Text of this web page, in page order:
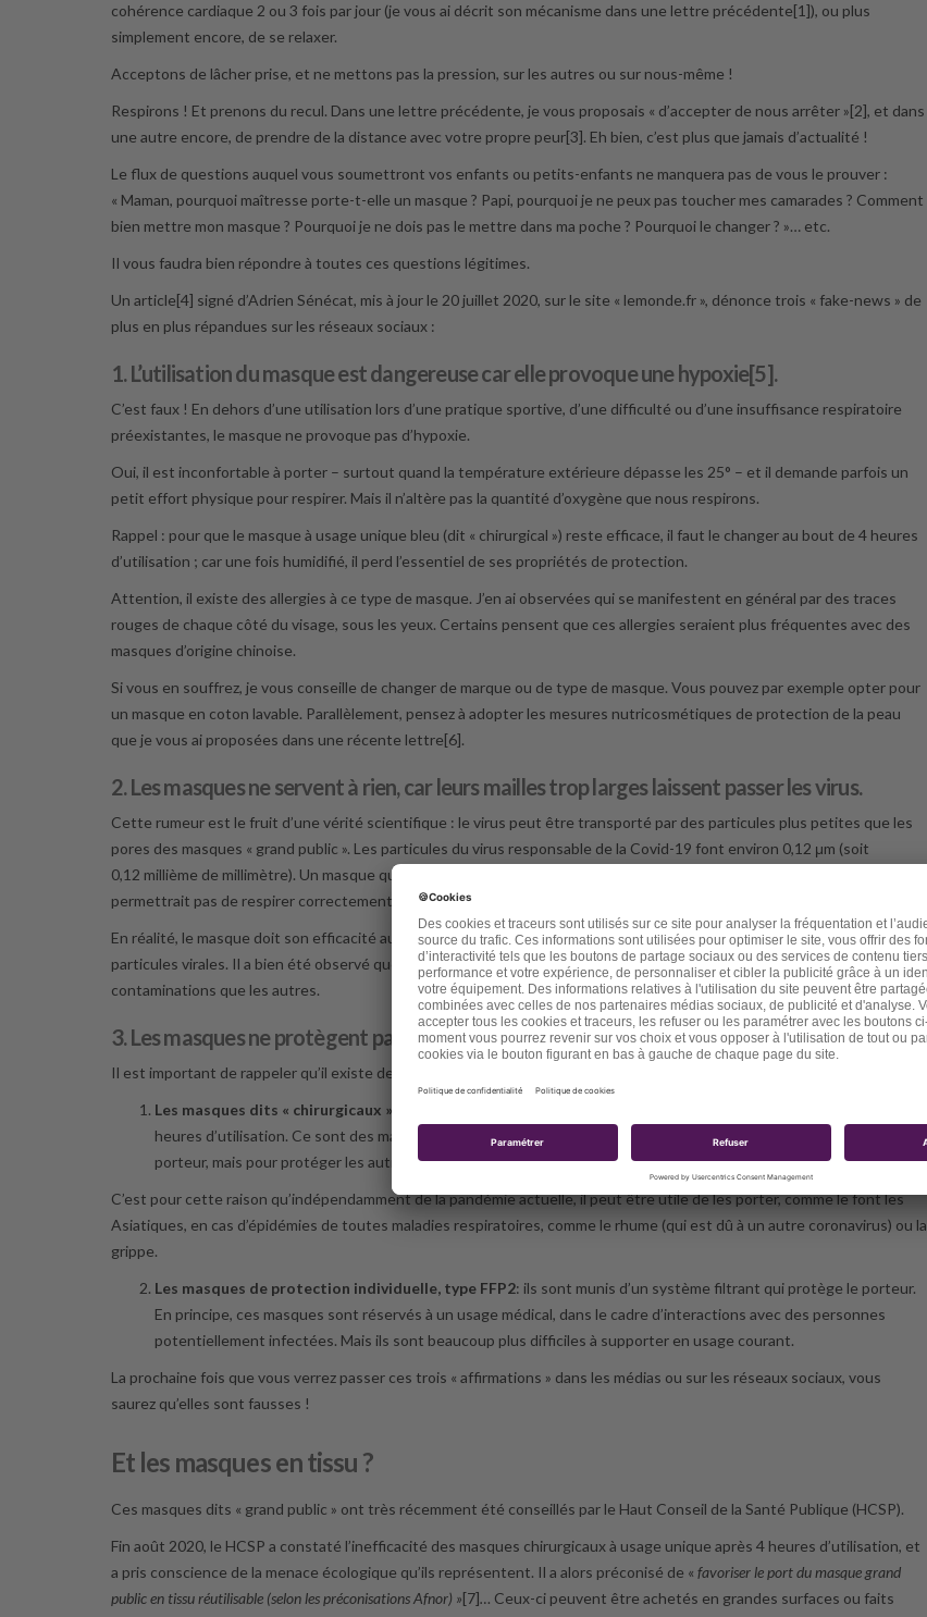
cohérence cardiaque 2 ou 3 fois par jour (je vous ai décrit son mécanisme dans une lettre précédente[1]), ou plus
simplement encore, de se relaxer.
Acceptons de lâcher prise, et ne mettons pas la pression, sur les autres ou sur nous-même !
Respirons ! Et prenons du recul. Dans une lettre précédente, je vous proposais « d’accepter de nous arrêter »[2], et dans
une autre encore, de prendre de la distance avec votre propre peur[3]. Eh bien, c’est plus que jamais d’actualité !
Le flux de questions auquel vous soumettront vos enfants ou petits-enfants ne manquera pas de vous le prouver :
« Maman, pourquoi maîtresse porte-t-elle un masque ? Papi, pourquoi je ne peux pas toucher mes camarades ? Comment
bien mettre mon masque ? Pourquoi je ne dois pas le mettre dans ma poche ? Pourquoi le changer ? »… etc.
Il vous faudra bien répondre à toutes ces questions légitimes.
Un article[4] signé d’Adrien Sénécat, mis à jour le 20 juillet 2020, sur le site « lemonde.fr », dénonce trois « fake-news » de
plus en plus répandues sur les réseaux sociaux :
1. L’utilisation du masque est dangereuse car elle provoque une hypoxie[5].
C’est faux ! En dehors d’une utilisation lors d’une pratique sportive, d’une difficulté ou d’une insuffisance respiratoire
préexistantes, le masque ne provoque pas d’hypoxie.
Oui, il est inconfortable à porter – surtout quand la température extérieure dépasse les 25° – et il demande parfois un
petit effort physique pour respirer. Mais il n’altère pas la quantité d’oxygène que nous respirons.
Rappel : pour que le masque à usage unique bleu (dit « chirurgical ») reste efficace, il faut le changer au bout de 4 heures
d’utilisation ; car une fois humidifié, il perd l’essentiel de ses propriétés de protection.
Attention, il existe des allergies à ce type de masque. J’en ai observées qui se manifestent en général par des traces
rouges de chaque côté du visage, sous les yeux. Certains pensent que ces allergies seraient plus fréquentes avec des
masques d’origine chinoise.
Si vous en souffrez, je vous conseille de changer de marque ou de type de masque. Vous pouvez par exemple opter pour
un masque en coton lavable. Parallèlement, pensez à adopter les mesures nutricosmétiques de protection de la peau
que je vous ai proposées dans une récente lettre[6].
2. Les masques ne servent à rien, car leurs mailles trop larges laissent passer les virus.
Cette rumeur est le fruit d’une vérité scientifique : le virus peut être transporté par des particules plus petites que les
pores des masques « grand public ». Les particules du virus responsable de la Covid-19 font environ 0,12 μm (soit
0,12 millième de millimètre). Un masque qui serait conçu avec des mailles suffisamment serrées pour les piéger ne
permettrait pas de respirer correctement.
En réalité, le masque doit son efficacité au fait qu’il fonctionne comme une sorte de piège électrostatique pour les
particules virales. Il a bien été observé que les pays ayant préconisé précocement le port du masque ont eu moins de
contaminations que les autres.
3. Les masques ne protègent pas, c’est écrit sur la boîte.
Il est important de rappeler qu’il existe deux types de masques :
Les masques dits « chirurgicaux »
heures d’utilisation. Ce sont des masques antiprojections : il est vrai qu’ils ne sont pas conçus pour protéger le
porteur, mais pour protéger les autres de ses postillons.
C’est pour cette raison qu’indépendamment de la pandémie actuelle, il peut être utile de les porter, comme le font les
Asiatiques, en cas d’épidémies de toutes maladies respiratoires, comme le rhume (qui est dû à un autre coronavirus) ou la
grippe.
Les masques de protection individuelle, type FFP2: ils sont munis d’un système filtrant qui protège le porteur.
En principe, ces masques sont réservés à un usage médical, dans le cadre d’interactions avec des personnes
potentiellement infectées. Mais ils sont beaucoup plus difficiles à supporter en usage courant.
La prochaine fois que vous verrez passer ces trois « affirmations » dans les médias ou sur les réseaux sociaux, vous
saurez qu’elles sont fausses !
Et les masques en tissu ?
Ces masques dits « grand public » ont très récemment été conseillés par le Haut Conseil de la Santé Publique (HCSP).
Fin août 2020, le HCSP a constaté l’inefficacité des masques chirurgicaux à usage unique après 4 heures d’utilisation, et
a pris conscience de la menace écologique qu’ils représentent. Il a alors préconisé de « favoriser le port du masque grand
public en tissu réutilisable (selon les préconisations Afnor) »[7]… Ceux-ci peuvent être achetés en grandes surfaces ou faits